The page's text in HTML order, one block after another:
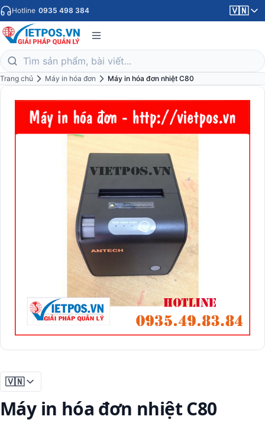
Hotline 0935 498 384 🇻🇳
Trang chủ Máy in hóa đơn Máy in hóa đơn nhiệt C80
🇻🇳
Máy in hóa đơn nhiệt C80